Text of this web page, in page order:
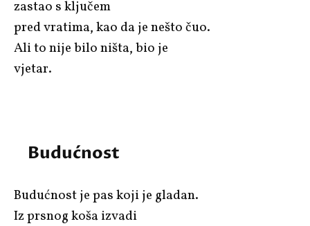
zastao s ključem
pred vratima, kao da je nešto čuo.
Ali to nije bilo ništa, bio je
vjetar.
Budućnost
Budućnost je pas koji je gladan.
Iz prsnog koša izvadi